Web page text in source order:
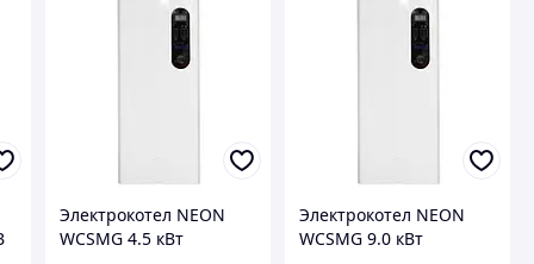
Электрокотел NEON
WCSMG 4.5 кВт
Электрокотел NEON
WCSMG 9.0 кВт